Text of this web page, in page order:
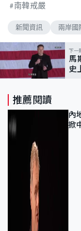
南韓戒嚴
新聞資訊 兩岸國
下一
馬
史
推薦閱讀
內
掀